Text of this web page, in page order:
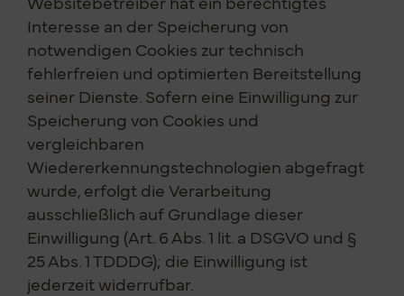
Interesse an der Speicherung von
notwendigen Cookies zur technisch
fehlerfreien und optimierten Bereitstellung
seiner Dienste. Sofern eine Einwilligung zur
Speicherung von Cookies und
vergleichbaren
Wiedererkennungstechnologien abgefragt
wurde, erfolgt die Verarbeitung
ausschließlich auf Grundlage dieser
Einwilligung (Art. 6 Abs. 1 lit. a DSGVO und §
25 Abs. 1 TDDDG); die Einwilligung ist
jederzeit widerrufbar.